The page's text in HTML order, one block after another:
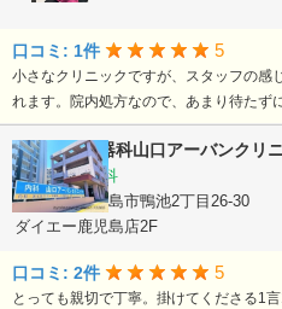
口コミ: 1件 5
小さなクリニックですが、スタッフの感
れます。院内処方なので、あまり待たず
内科・消化器科山口アーバンクリ
内科, 消化器科
鹿児島県鹿児島市鴨池2丁目26-30
ダイエー鹿児島店2F
口コミ: 2件 5
とっても親切で丁寧。掛けてくださる1